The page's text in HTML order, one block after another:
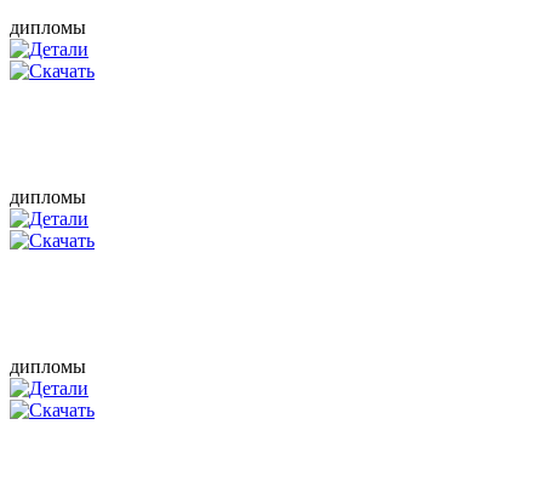
дипломы
дипломы
дипломы